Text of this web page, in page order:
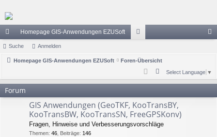
ch
ne
ug
Homepage GIS-Anwendungen EZUSoft
en
el
Suche Anmelden
Homepage GIS-Anwendungen EZUSoft Foren-Übersicht
Select Language ▼
h
e
Forum
GIS Anwendungen (GeoTKF, KooTransBY,
KooTransBW, KooTransSN, FreeGPSKonv)
Fragen, Hinweise und Verbesserungsvorschläge
Themen: 46 Beiträge: 146